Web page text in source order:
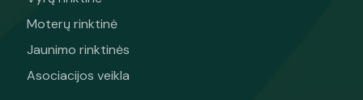
Moterų rinktinė
Jaunimo rinktinės
Asociacijos veikla